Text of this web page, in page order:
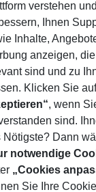
Spa
4
mit vielen
befindet sich in
Cala Ratjada. •
verstehen und
Ihnen
Inhalte,
anzeigen,
sind und zu
Klicken Sie
, wenn
sind.
Nötigste? Dann
notwendige
„Cookies
Sie Ihre